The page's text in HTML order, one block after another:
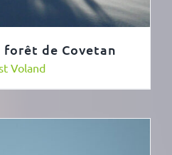
de Covetan
Voland